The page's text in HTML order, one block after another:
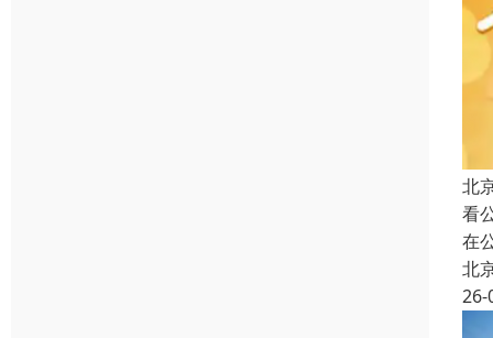
北
看
在
北
26-